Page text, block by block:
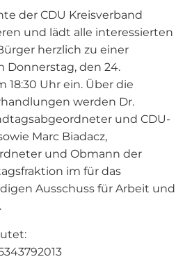
der CDU Kreisverband
und lädt alle interessierten
herzlich zu einer
Donnerstag, den 24.
18:30 Uhr ein. Über die
werden Dr.
und CDU-
Marc Biadacz,
und Obmann der
im für das
Ausschuss für Arbeit und